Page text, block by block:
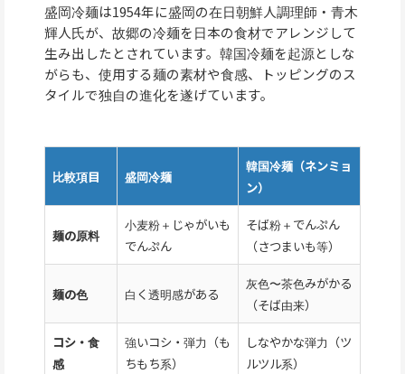
盛岡冷麺は1954年に盛岡の在日朝鮮人調理師・青木
輝人氏が、故郷の冷麺を日本の食材でアレンジして
生み出したとされています。韓国冷麺を起源としな
がらも、使用する麺の素材や食感、トッピングのス
タイルで独自の進化を遂げています。
比較項目 盛岡冷麺
韓国冷麺（ネンミョ
ン）
麺の原料
小麦粉＋じゃがいも
でんぷん
そば粉＋でんぷん
（さつまいも等）
麺の色 白く透明感がある
灰色〜茶色みがかる
（そば由来）
コシ・食
感
強いコシ・弾力（も
ちもち系）
しなやかな弾力（ツ
ルツル系）